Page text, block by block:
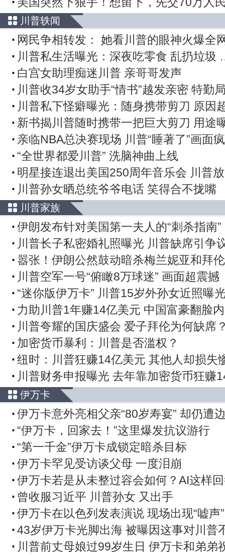
川普轶闻
网民争相转发： 她看川普的眼神火爆全
川普私生活曝光：深夜吃零食 乱扔垃圾
白宫女助理痴迷川普 亲哥哥发声
川普收34岁女助手“情书”越发亲密 特勤
川普私下怪癖曝光：随身携带剪刀 原因
新书揭川普随时携带一把巨大剪刀 用途
亲临NBA总决赛现场 川普“睡著了”画面
“全世界都爱川普” 洗脑神曲上线
明星接连退出美国250周年音乐会 川普放
川普孙女晒总统爷爷电话 笑得合不拢嘴
川普家族
伊朗发布针对美国第一夫人的“刺杀指南”
川普长子私密婚礼照曝光 川普缺席引争
嚣张！伊朗公然鼓动暗杀梅兰妮亚和拜伦
川普空军一号“俯瞰8万球迷” 画面超震撼
“迷你版伊万卡” 川普15岁外孙女近照曝
力助川普1年赚14亿美元 中国富豪翻脸
川普夸耀的国庆盛会 爱子拜伦为何缺席
加密货币暴利：川普是否滥权？
纽时：川普狂赚14亿美元 其他人却损失
川普财务申报曝光 去年靠加密货币狂赚
伊万卡
伊万卡意外亮相父亲“80岁寿宴” 却仍遭
“伊万卡，回家去！”这里爆发抗议游行
“第一千金”伊万卡成锁定暗杀目标
伊万卡罕见受访谈父母 一度泪崩
伊万卡若是从未整过容会如何？AI这样
曾收服习近平 川普孙女 又出手
伊万卡在以色列发表演说 现场出现“嘘声”
43岁伊万卡光脚出海 被曝因这事对川普
川普前丈母娘过99岁生日 伊万卡和弟弟